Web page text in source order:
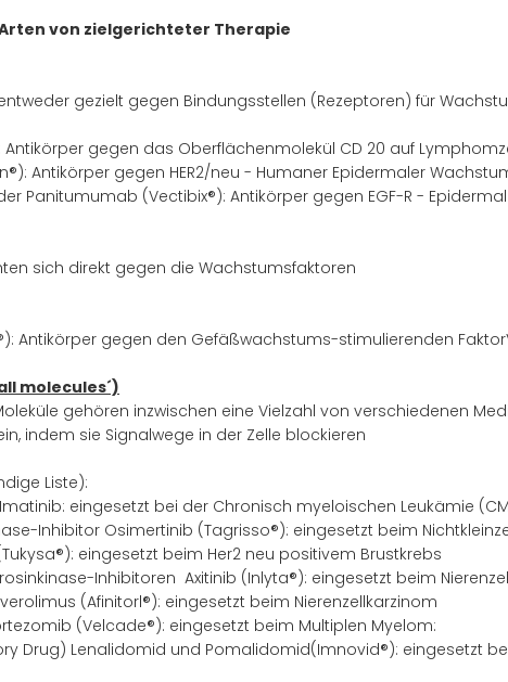
von zielgerichteter Therapie
gezielt gegen Bindungsstellen (Rezeptoren) für
Antikörper gegen das Oberflächenmolekül CD 20 auf
Antikörper gegen HER2/neu - Humaner Epidermaler
Panitumumab (Vectibix®): Antikörper gegen EGF-R -
sich direkt gegen die Wachstumsfaktoren
Antikörper gegen den Gefäßwachstums-stimulierenden
molecules´)
gehören inzwischen eine Vielzahl von verschiedenen
indem sie Signalwege in der Zelle blockieren
Liste):
eingesetzt bei der Chronisch myeloischen Leukämie
Inhibitor Osimertinib (Tagrisso®): eingesetzt beim
eingesetzt beim Her2 neu positivem Brustkrebs
Inhibitoren Axitinib (Inlyta®): eingesetzt beim
(Afinitorl®): eingesetzt beim Nierenzellkarzinom
(Velcade®): eingesetzt beim Multiplen Myelom:
Drug) Lenalidomid und Pomalidomid(Imnovid®): eingesetzt